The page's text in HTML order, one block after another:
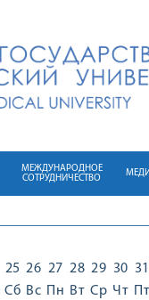
МЕЖДУНАРОДНОЕ
СОТРУДНИЧЕСТВО
25
Сб
26
Вс
27
Пн
28
Вт
29
Ср
30
Чт
31
Пт